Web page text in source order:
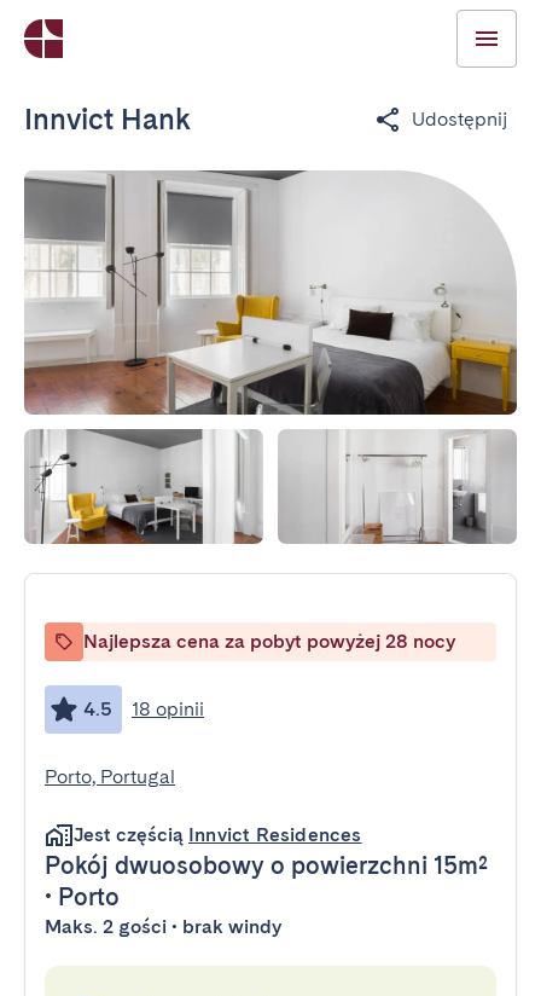
Innvict Hank Udostępnij
Najlepsza cena za pobyt powyżej 28 nocy
4.5 18 opinii
Porto, Portugal
Jest częścią Innvict Residences
Pokój dwuosobowy o powierzchni 15m²
• Porto
Maks. 2 gości • brak windy